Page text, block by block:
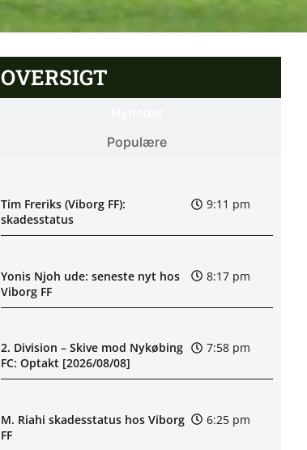
OVERSIGT
Populære
Tim Freriks (Viborg FF):
skadesstatus
9:11 pm
Yonis Njoh ude: seneste nyt hos
Viborg FF
8:17 pm
2. Division – Skive mod Nykøbing
FC: Optakt [2026/08/08]
7:58 pm
M. Riahi skadesstatus hos Viborg
FF
6:25 pm